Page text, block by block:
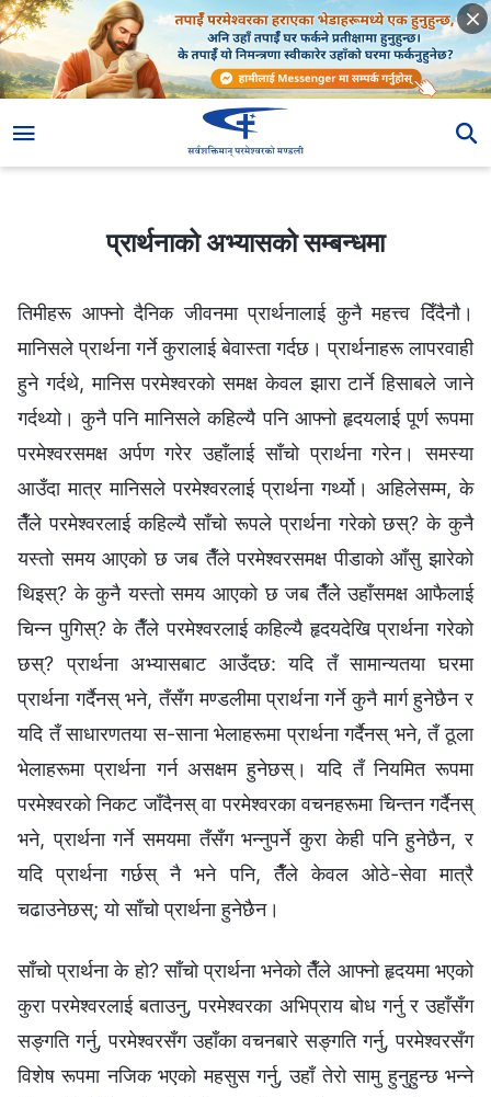
प्रार्थनाको अभ्यासको सम्बन्धमा
तिमीहरू आफ्‍नो दैनिक जीवनमा प्रार्थनालाई कुनै महत्त्व दिँदैनौ।
मानिसले प्रार्थना गर्ने कुरालाई बेवास्ता गर्दछ। प्रार्थनाहरू लापरवाही
हुने गर्दथे, मानिस परमेश्‍वरको समक्ष केवल झारा टार्ने हिसाबले जाने
गर्दथ्यो। कुनै पनि मानिसले कहिल्यै पनि आफ्नो हृदयलाई पूर्ण रूपमा
परमेश्‍वरसमक्ष अर्पण गरेर उहाँलाई साँचो प्रार्थना गरेन। समस्या
आउँदा मात्र मानिसले परमेश्‍वरलाई प्रार्थना गर्थ्यो। अहिलेसम्म, के
तैँले परमेश्‍वरलाई कहिल्यै साँचो रूपले प्रार्थना गरेको छस्? के कुनै
यस्तो समय आएको छ जब तैँले परमेश्‍वरसमक्ष पीडाको आँसु झारेको
थिइस्? के कुनै यस्तो समय आएको छ जब तैँले उहाँसमक्ष आफैलाई
चिन्‍न पुगिस्? के तैँले परमेश्‍वरलाई कहिल्यै हृदयदेखि प्रार्थना गरेको
छस्? प्रार्थना अभ्यासबाट आउँदछ: यदि तँ सामान्यतया घरमा
प्रार्थना गर्दैनस् भने, तँसँग मण्डलीमा प्रार्थना गर्ने कुनै मार्ग हुनेछैन र
यदि तँ साधारणतया स-साना भेलाहरूमा प्रार्थना गर्दैनस् भने, तँ ठूला
भेलाहरूमा प्रार्थना गर्न असक्षम हुनेछस्। यदि तँ नियमित रूपमा
परमेश्‍वरको निकट जाँदैनस् वा परमेश्‍वरका वचनहरूमा चिन्तन गर्दैनस्
भने, प्रार्थना गर्ने समयमा तँसँग भन्नुपर्ने कुरा केही पनि हुनेछैन, र
यदि प्रार्थना गर्छस् नै भने पनि, तैँले केवल ओठे-सेवा मात्रै
चढाउनेछस्; यो साँचो प्रार्थना हुनेछैन।
साँचो प्रार्थना के हो? साँचो प्रार्थना भनेको तैँले आफ्नो हृदयमा भएको
कुरा परमेश्‍वरलाई बताउनु, परमेश्‍वरका अभिप्राय बोध गर्नु र उहाँसँग
सङ्गति गर्नु, परमेश्‍वरसँग उहाँका वचनबारे सङ्गति गर्नु, परमेश्‍वरसँग
विशेष रूपमा नजिक भएको महसुस गर्नु, उहाँ तेरो सामु हुनुहुन्‍छ भन्‍ने